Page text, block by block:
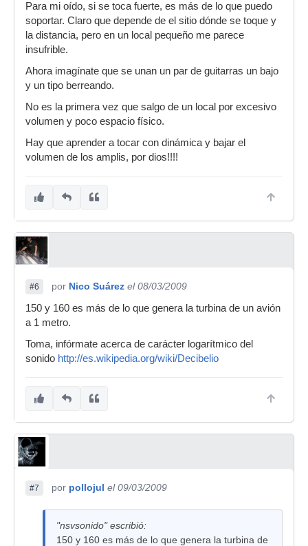
Para mi oído, si se toca fuerte, es más de lo que puedo
soportar. Claro que depende de el sitio dónde se toque y
la distancia, pero en un local pequeño me parece
insufrible.
Ahora imagínate que se unan un par de guitarras un bajo
y un tipo berreando.
No es la primera vez que salgo de un local por excesivo
volumen y poco espacio físico.
Hay que aprender a tocar con dinámica y bajar el
volumen de los amplis, por dios!!!!
#6 por Nico Suárez el 08/03/2009
150 y 160 es más de lo que genera la turbina de un avión
a 1 metro.
Toma, infórmate acerca de carácter logarítmico del
sonido http://es.wikipedia.org/wiki/Decibelio
#7 por pollojul el 09/03/2009
"nsvsonido" escribió:
150 y 160 es más de lo que genera la turbina de